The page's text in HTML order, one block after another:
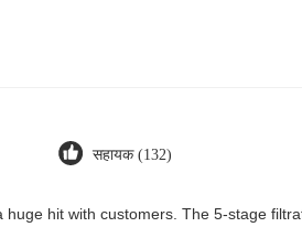
सहायक (132)
hit with customers. The 5-stage